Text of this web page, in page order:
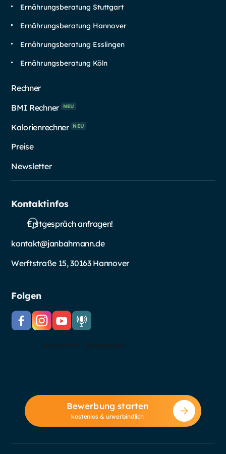
Ernährungsberatung Stuttgart
Ernährungsberatung Hannover
Ernährungsberatung Esslingen
Ernährungsberatung Köln
Rechner
BMI Rechner
NEU
Kalorienrechner NEU
Preise
Newsletter
Kontaktinfos
Erstgespräch anfragen!
kontakt@janbahmann.de
Werftstraße 15, 30163 Hannover
Bewerbung starten
kostenlos & unverbindlich
Folgen